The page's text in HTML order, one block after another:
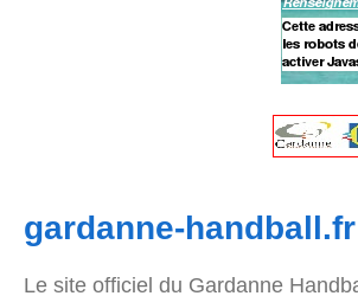
gardanne-handball.fr
Le site officiel du Gardanne